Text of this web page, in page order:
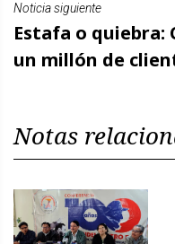
Noticia siguiente
Estafa o quiebra:
un millón de
Notas